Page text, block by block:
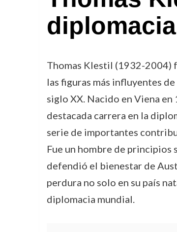
Thomas Klestil (1932-2004)
las figuras más influyentes
siglo XX. Nacido en Viena en
destacada carrera en la
serie de importantes
Fue un hombre de principios
defendió el bienestar de
perdura no solo en su país
diplomacia mundial.